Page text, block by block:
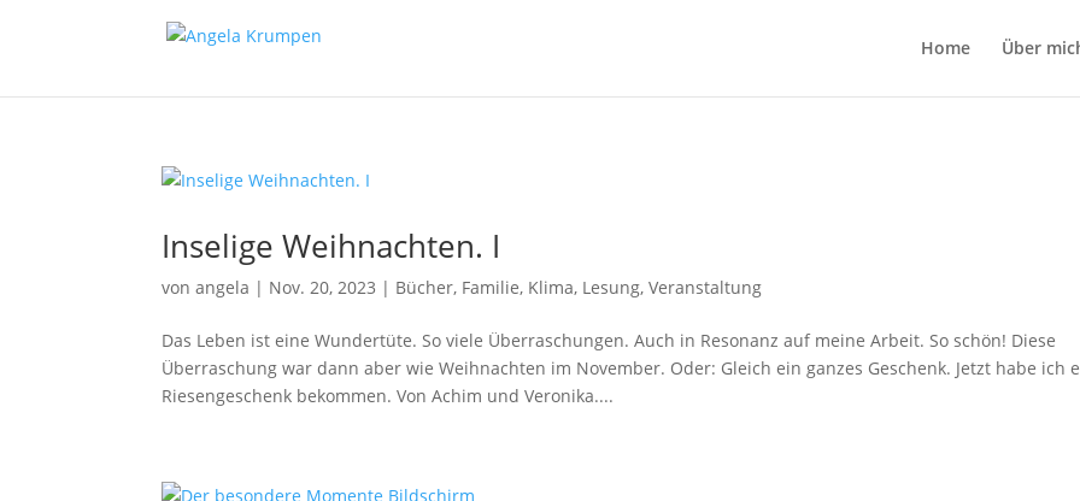
Home Über
Inselige Weihnachten. I
vonangela | Nov. 20, 2023 | Bücher, Familie, Klima, Lesung,Veranstaltung
Das Leben ist eine Wundertüte. So viele Überraschungen. Auch in Resonanz auf meine Arbeit. So schön! Diese
Überraschung war dann aber wie Weihnachten im November. Oder: Gleich ein ganzes Geschenk. Jetzt habe ich
Riesengeschenk bekommen. Von Achim und Veronika....